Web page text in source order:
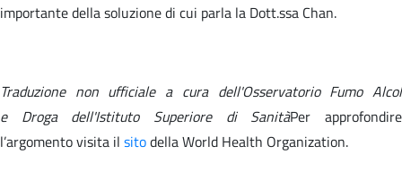
importante della soluzione di cui parla la Dott.ssa Chan.
Traduzione non ufficiale a cura dell'Osservatorio Fumo Alcol
e Droga dell'Istituto Superiore di SanitàPer approfondire
l’argomento visita il sitodellaWorld Health Organization.